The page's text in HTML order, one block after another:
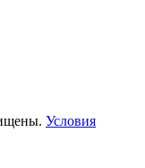
Условия